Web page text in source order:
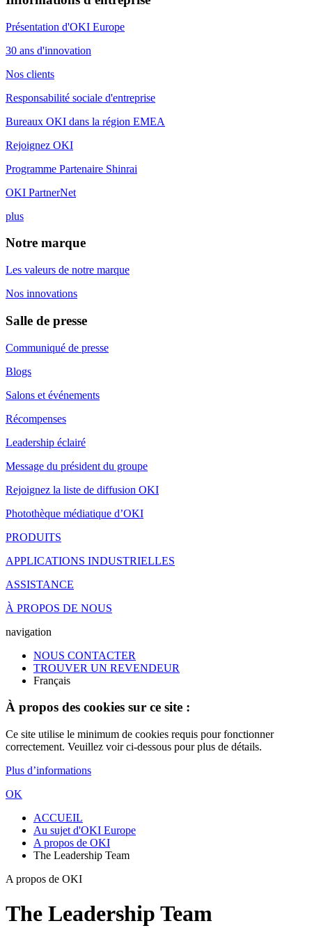
Présentation d'OKI Europe
30 ans d'innovation
Nos clients
Responsabilité sociale d'entreprise
Bureaux OKI dans la région EMEA
Rejoignez OKI
Programme Partenaire Shinrai
OKI PartnerNet
plus
Notre marque
Les valeurs de notre marque
Nos innovations
Salle de presse
Communiqué de presse
Blogs
Salons et événements
Récompenses
Leadership éclairé
Message du président du groupe
Rejoignez la liste de diffusion OKI
Photothèque médiatique d’OKI
PRODUITS
APPLICATIONS INDUSTRIELLES
ASSISTANCE
À PROPOS DE NOUS
navigation
NOUS CONTACTER
TROUVER UN REVENDEUR
Français
À propos des cookies sur ce site :
Ce site utilise le minimum de cookies requis pour fonctionner
correctement. Veuillez voir ci-dessous pour plus de détails.
Plus d’informations
OK
ACCUEIL
Au sujet d'OKI Europe
A propos de OKI
The Leadership Team
A propos de OKI
The Leadership Team